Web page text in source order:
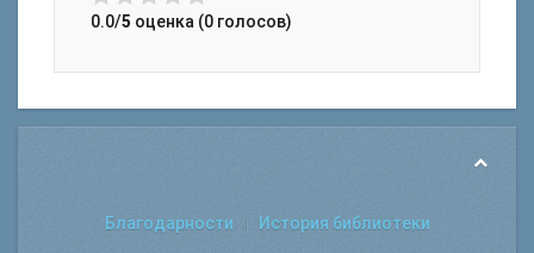
0.0/5 оценка (0 голосов)
Благодарности История библиотеки